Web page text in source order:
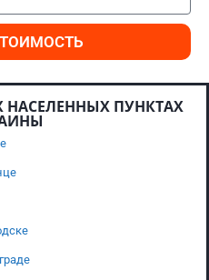
НАСЕЛЕННЫХ ПУНКТАХ